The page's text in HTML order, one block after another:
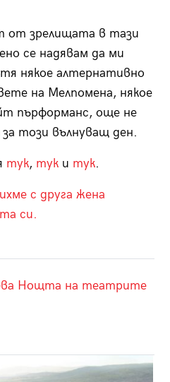
от зрелищата в тази
се надявам да ми
някое алтернативно
на Мелпомена, някое
пърформанс, още не
този вълнуващ ден.
тук, туки тук.
с друга жена
си.
Нощта на театрите